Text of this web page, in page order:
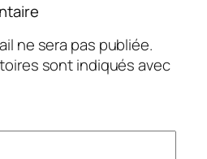
ne sera pas publiée.
sont indiqués avec